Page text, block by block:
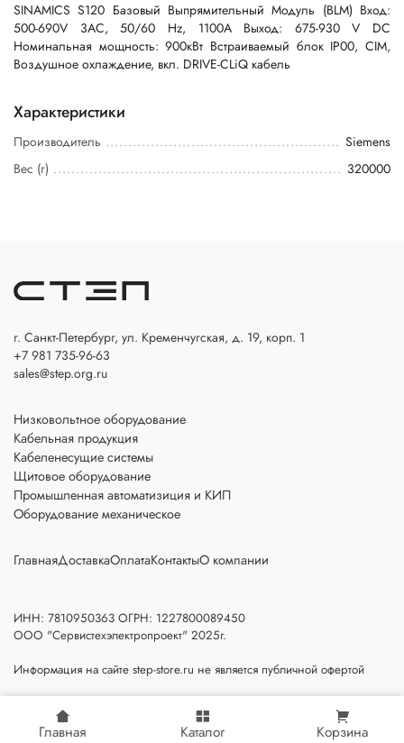
Главная Каталог Корзина
SINAMICS S120 Базовый Выпрямительный Модуль (BLM) Вход:
500-690V 3AC, 50/60 Hz, 1100A Выход: 675-930 V DC
Номинальная мощность: 900кВт Встраиваемый блок IP00, CIM,
Воздушное охлаждение, вкл. DRIVE-CLiQ кабель
Характеристики
Производитель
Siemens
Вес (г)
320000
г. Санкт-Петербург, ул. Кременчугская, д. 19, корп. 1
+7 981 735-96-63
sales@step.org.ru
ГлавнаяДоставкаОплатаКонтактыО компании
Низковольтное оборудование
Кабельная продукция
Кабеленесущие системы
Щитовое оборудование
Промышленная автоматизиция и КИП
Оборудование механическое
ИНН: 7810950363 ОГРН: 1227800089450
ООО "Сервистехэлектропроект" 2025г.
Информация на сайте step-store.ru не является публичной офертой